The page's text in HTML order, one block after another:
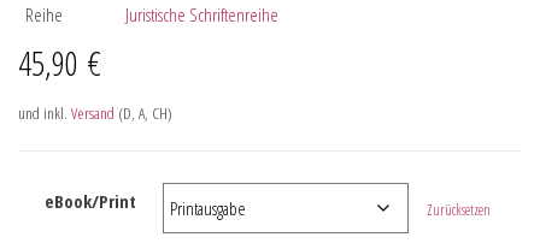
Reihe
Juristische Schriftenreihe
45,90 €
und inkl. Versand (D, A, CH)
eBook/Print Zurücksetzen